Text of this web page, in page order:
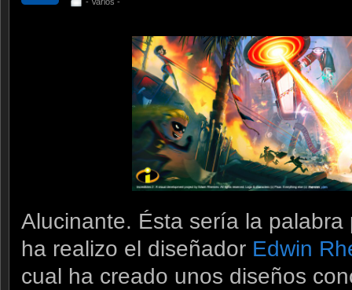
Alucinante. Ésta sería la
ha realizo el diseñador Edwin
cual ha creado unos diseños